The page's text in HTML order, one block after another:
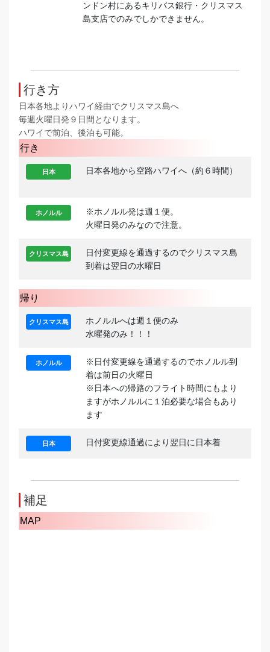
ンドン村にあるキリバス銀行・クリスマス
島支店でのみでしかできません。
行き方
日本各地よりハワイ経由でクリスマス島へ
毎週火曜日発９日間となります。
ハワイで前泊、後泊も可能。
行き
日本 日本各地から空路ハワイへ（約６時間）
ホノルル
※ホノルル発は週１便。
火曜日発のみなので注意。
クリスマス島
日付変更線を通過するのでクリスマス島
到着は翌日の水曜日
帰り
クリスマス島
ホノルルへは週１便のみ
水曜発のみ！！！
ホノルル
※日付変更線を通過するのでホノルル到
着は前日の火曜日
※日本への帰路のフライト時間にもより
ますがホノルルに１泊必要な場合もあり
ます
日本 日付変更線通過により翌日に日本着
補足
MAP